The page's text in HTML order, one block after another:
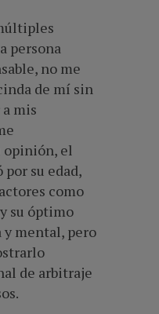
persona
no me
de mí sin
mis
opinión, el
su edad,
como
su óptimo
y mental, pero
de arbitraje